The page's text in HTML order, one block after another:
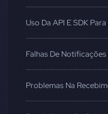
Uso Da API E SDK
Falhas De
Problemas Na